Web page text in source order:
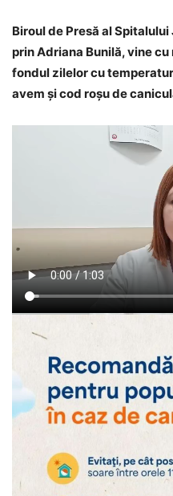
Biroul de Presă al
prin Adriana Bunilă, vine
fondul zilelor cu
avem și cod roșu de